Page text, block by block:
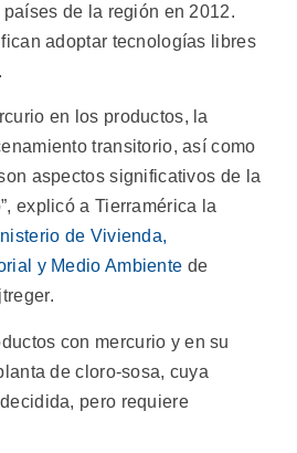
de la región en 2012.
adoptar tecnologías libres
en los productos, la
transitorio, así como
aspectos significativos de la
explicó a Tierramérica la
de Vivienda,
y Medio Ambiente de
con mercurio y en su
de cloro-sosa, cuya
pero requiere